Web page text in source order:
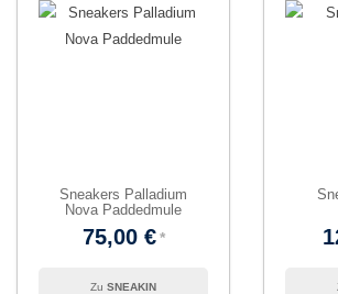
Sneakers Palladium
Nova Paddedmule
75,00 €
SNEAKIN